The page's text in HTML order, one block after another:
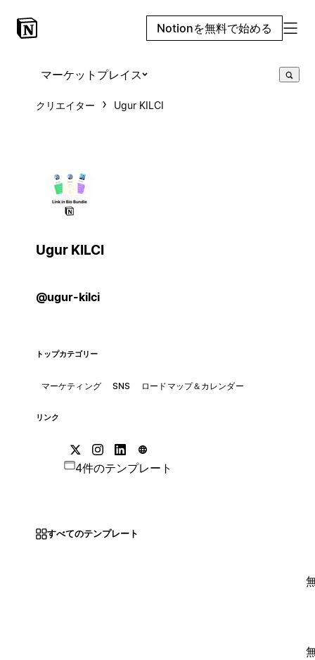
Notionを無料で始める
マーケットプレイス
クリエイター Ugur KILCI
Ugur KILCI
@ugur-kilci
トップカテゴリー
マーケティング SNS ロードマップ＆カレンダー
リンク
4件のテンプレート
すべてのテンプレート